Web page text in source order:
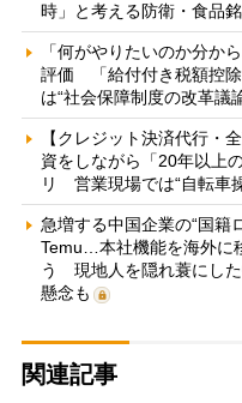
時」と考える防衛・食品
「何がやりたいのか分か
評価 「給付付き税額控
は“社会保障制度の改革議
【クレジット決済代行・
資をしながら「20年以上
リ 営業現場では“自転車
急増する中国企業の“国籍
Temu…本社機能を海外に
う 現地人を隠れ蓑にし
懸念も
関連記事